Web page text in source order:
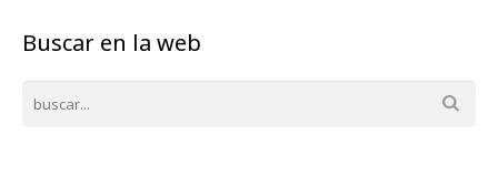
Buscar en la web